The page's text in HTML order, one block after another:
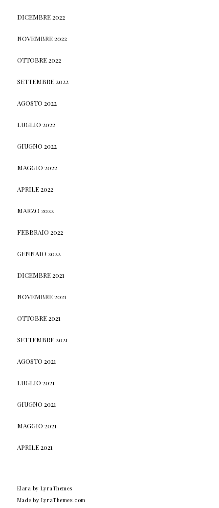
DICEMBRE 2022
NOVEMBRE 2022
OTTOBRE 2022
SETTEMBRE 2022
AGOSTO 2022
LUGLIO 2022
GIUGNO 2022
MAGGIO 2022
APRILE 2022
MARZO 2022
FEBBRAIO 2022
GENNAIO 2022
DICEMBRE 2021
NOVEMBRE 2021
OTTOBRE 2021
SETTEMBRE 2021
AGOSTO 2021
LUGLIO 2021
GIUGNO 2021
MAGGIO 2021
APRILE 2021
Elara by LyraThemes
Made by LyraThemes.com